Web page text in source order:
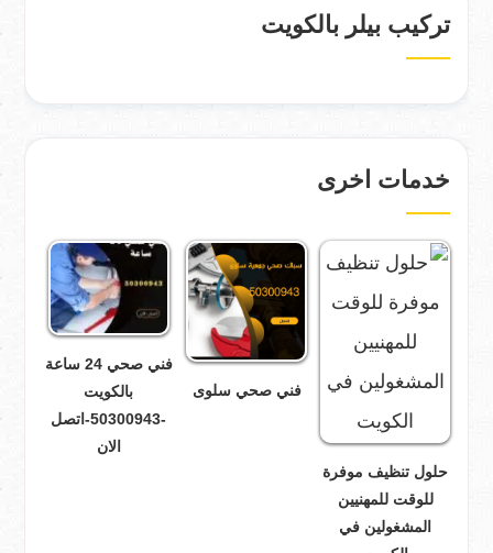
تركيب بيلر بالكويت
خدمات اخرى
حلول تنظيف موفرة
للوقت للمهنيين
المشغولين في
فني صحي سلوى
فني صحي 24 ساعة
بالكويت
-50300943-اتصل
الان